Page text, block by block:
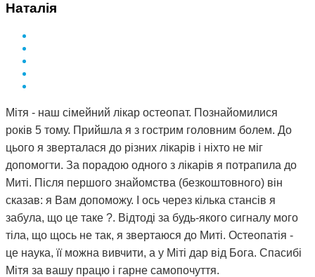
Наталія
Мітя - наш сімейний лікар остеопат. Познайомилися
років 5 тому. Прийшла я з гострим головним болем. До
цього я зверталася до різних лікарів і ніхто не міг
допомогти. За порадою одного з лікарів я потрапила до
Миті. Після першого знайомства (безкоштовного) він
сказав: я Вам допоможу. І ось через кілька стансів я
забула, що це таке ?. Відтоді за будь-якого сигналу мого
тіла, що щось не так, я звертаюся до Миті. Остеопатія -
це наука, її можна вивчити, а у Міті дар від Бога. Спасибі
Мітя за вашу працю і гарне самопочуття.